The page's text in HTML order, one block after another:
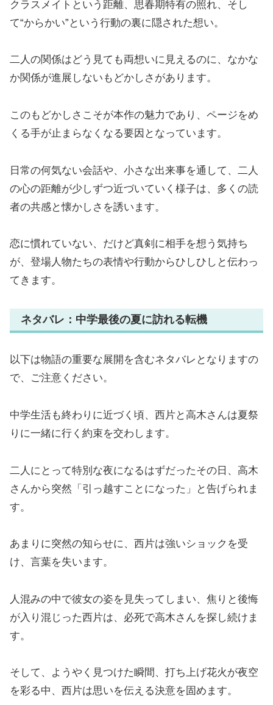
クラスメイトという距離、思春期特有の照れ、そし
て“からかい”という行動の裏に隠された想い。
二人の関係はどう見ても両想いに見えるのに、なかな
か関係が進展しないもどかしさがあります。
このもどかしさこそが本作の魅力であり、ページをめ
くる手が止まらなくなる要因となっています。
日常の何気ない会話や、小さな出来事を通して、二人
の心の距離が少しずつ近づいていく様子は、多くの読
者の共感と懐かしさを誘います。
恋に慣れていない、だけど真剣に相手を想う気持ち
が、登場人物たちの表情や行動からひしひしと伝わっ
てきます。
ネタバレ：中学最後の夏に訪れる転機
以下は物語の重要な展開を含むネタバレとなりますの
で、ご注意ください。
中学生活も終わりに近づく頃、西片と高木さんは夏祭
りに一緒に行く約束を交わします。
二人にとって特別な夜になるはずだったその日、高木
さんから突然「引っ越すことになった」と告げられま
す。
あまりに突然の知らせに、西片は強いショックを受
け、言葉を失います。
人混みの中で彼女の姿を見失ってしまい、焦りと後悔
が入り混じった西片は、必死で高木さんを探し続けま
す。
そして、ようやく見つけた瞬間、打ち上げ花火が夜空
を彩る中、西片は思いを伝える決意を固めます。